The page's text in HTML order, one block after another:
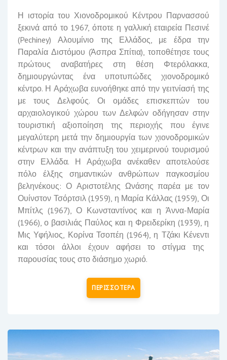
Η ιστορία του Χιονοδρομικού Κέντρου Παρνασσού
ξεκινά από το 1967, όποτε η γαλλική εταιρεία Πεσινέ
(Pechiney)Αλουμίνιο της Ελλάδος , με έδρα την
Παραλία Διστόμου (Άσπρα Σπίτια), τοποθέτησε τους
πρώτους αναβατήρες στη θέση Φτερόλακκα,
δημιουργώντας ένα υποτυπώδες χιονοδρομικό
κέντρο. Η Αράχωβα ευνοήθηκε από την γειτνίασή της
με τους Δελφούς. Οι ομάδες επισκεπτών του
αρχαιολογικού χώρου των Δελφών οδήγησαν στην
τουριστική αξιοποίηση της περιοχής που έγινε
μεγαλύτερη μετά την δημιουργία των χιονοδρομικών
κέντρων και την ανάπτυξη του χειμερινού τουρισμού
στην Ελλάδα. Η Αράχωβα ανέκαθεν αποτελούσε
πόλο έλξης σημαντικών ανθρώπων παγκοσμίου
βεληνέκους: Ο Αριστοτέλης Ωνάσης παρέα με τον
Ουίνστον Τσόρτσιλ(1959), η Μαρία Κάλλας (1959), Οι
Μπίτλς (1967), Ο Κωνσταντίνος και η Άννα-Μαρία
(1966), ο βασιλιάς Παύλος και η Φρειδερίκη (1939), η
Μις Υφήλιος, Κορίνα Τσοπέη (1964), η Τζάκι Κένεντι
και τόσοι άλλοι έχουν αφήσει το στίγμα της
παρουσίας τους στο διάσημο χωριό.
ΠΕΡΙΣΣΟΤΕΡΑ